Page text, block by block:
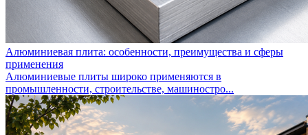
Алюминиевая плита: особенности, преимущества и сферы
применения
Алюминиевые плиты широко применяются в
промышленности, строительстве, машиностро...